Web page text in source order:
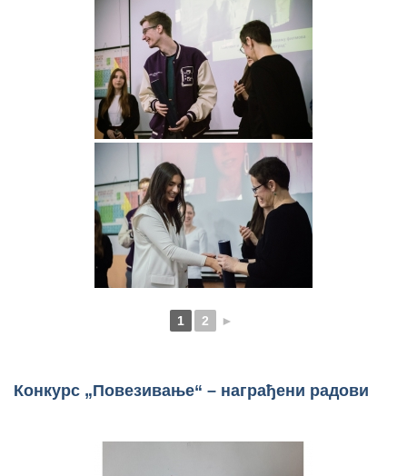
1 2 ►
Конкурс „Повезивање“ – награђени радови